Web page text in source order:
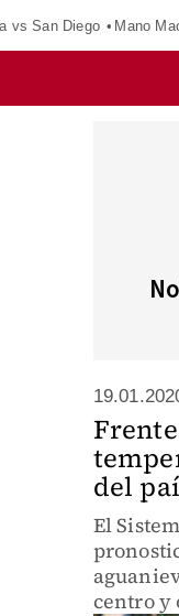
vs San Diego Mano
del
El
centro y